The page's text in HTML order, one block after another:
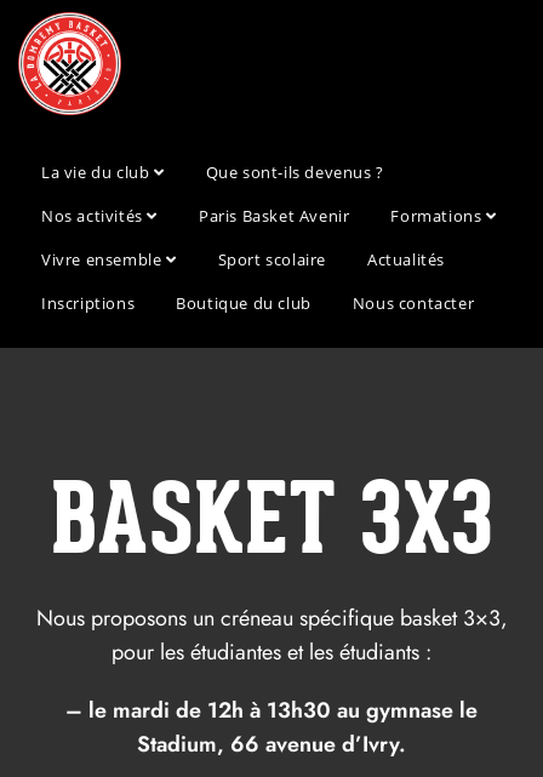
La vie du club
Que sont-ils devenus ?
Nos activités
Paris Basket Avenir
Formations
Vivre ensemble
Sport scolaire
Actualités
Inscriptions
Boutique du club Nous contacter
BASKET 3X3
Nous proposons un créneau spécifique basket 3×3,
pour les étudiantes et les étudiants :
– le mardi de 12h à 13h30 au gymnase le
Stadium, 66 avenue d’Ivry.